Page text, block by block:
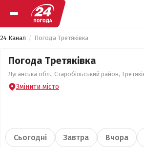
24 Канал Погода Третяківка
Погода Третяківка
Луганська обл., Старобільський район,
Змінити місто
Сьогодні Завтра Вчора